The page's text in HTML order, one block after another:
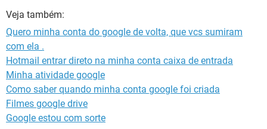
Veja também:
Quero minha conta do google de volta, que vcs sumiram
com ela .
Hotmail entrar direto na minha conta caixa de entrada
Minha atividade google
Como saber quando minha conta google foi criada
Filmes google drive
Google estou com sorte